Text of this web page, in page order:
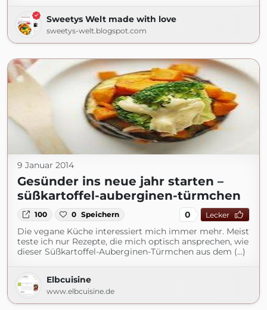
Sweetys Welt made with love
sweetys-welt.blogspot.com
9 Januar 2014
Gesünder ins neue jahr starten –
süßkartoffel-auberginen-türmchen
100 0 Speichern 0 Lecker
Die vegane Küche interessiert mich immer mehr. Meist
teste ich nur Rezepte, die mich optisch ansprechen, wie
dieser Süßkartoffel-Auberginen-Türmchen aus dem (...)
Elbcuisine
www.elbcuisine.de